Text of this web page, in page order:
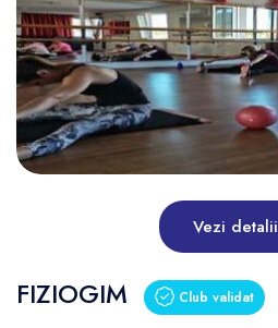
Vezi detalii
FIZIOGIM Club validat